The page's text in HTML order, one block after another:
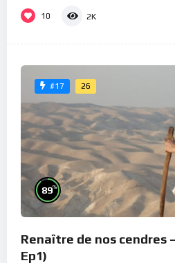
10 2K
#17 26
89%
Renaître de nos cendres
Ep1)